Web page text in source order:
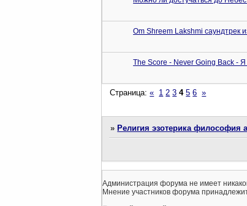
Om Shreem Lakshmi саундтрек
The Score - Never Going Back -
Страница:« 1 2 3 4 5 6 »
»Религия эзотерика
Администрация форума не имеет
Мнение участников форума